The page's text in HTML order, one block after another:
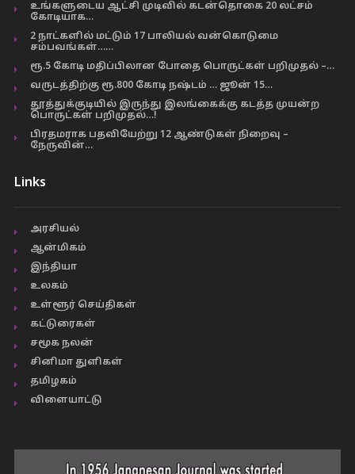
உங்களுடைய ஆட்சி முடிவில் கடன்தொகை 20 லட்சம்
கோடியாக…
2 நாட்களில் மட்டும் 17 பாலியல் வன்கொடுமை
சம்பவங்கள்……
ரூ.5 கோடி மதிப்பிலான போதை பொருட்கள் பறிமுதல் –…
வருடத்திற்கு ரூ.800 கோடி நஷ்டம் … ஜூன் 15…
தூத்துக்குடியில் இருந்து இலங்கைக்கு கடத்த முயன்ற
பொருட்கள் பறிமுதல்…!
பிரதமராக பதவியேற்று 12 ஆண்டுகள் நிறைவு –
நேருவின்…
Links
அரசியல்
ஆன்மிகம்
இந்தியா
உலகம்
உள்ளூர் செய்திகள்
கட்டுரைகள்
சமூக நலன்
சினிமா துளிகள்
தமிழகம்
விளையாட்டு